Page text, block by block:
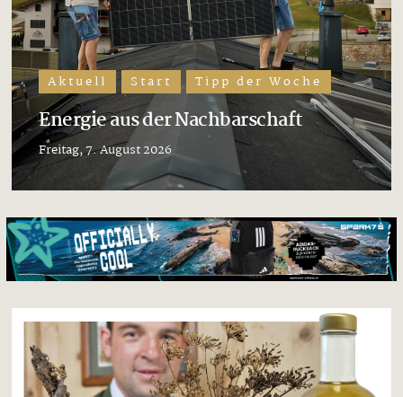
Aktuell Start Tipp der Woche
Energie aus der Nachbarschaft
Freitag, 7. August 2026